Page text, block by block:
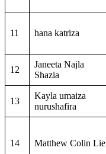
11 hana katriza
12
Janeeta Najla
Shazia
13
Kayla umaiza
nurushafira
14 Matthew Colin Lie